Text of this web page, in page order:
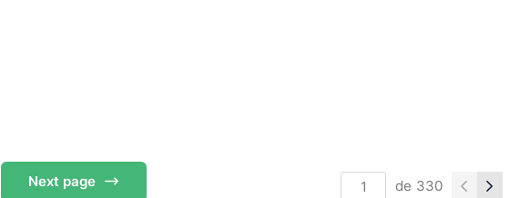
Next page de 330